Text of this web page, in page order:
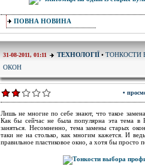
ПОВНА НОВИНА
31-08-2011, 01:11 ТЕХНОЛОГІЇ • ТОНКОСТИ
ОКОН
•
Лишь не многие по себе знают, что такое
Как бы сейчас не была популярна эта тема
заняться. Несомненно, тема замены старых
таки не на столько, как многим кажется. И
правильное пластиковое окно, а хотя бы просто